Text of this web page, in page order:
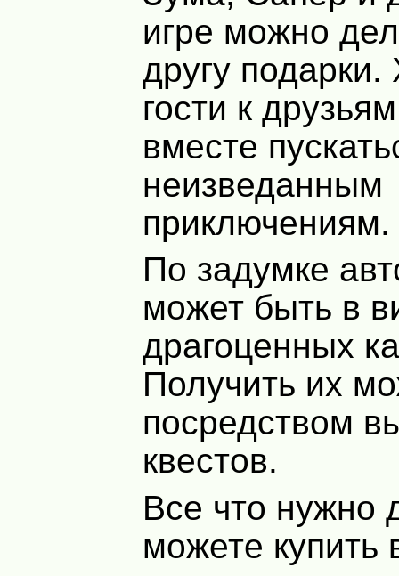
игре можно
другу подарки.
гости к
вместе
неизведанным
приключениям.
По задумке
может быть в
драгоценных
Получить их
посредством
квестов.
Все что нужно
можете купить